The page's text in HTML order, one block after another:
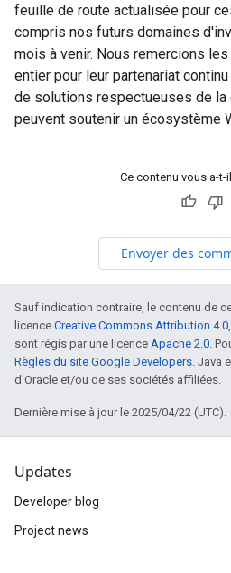
feuille de route actualisée pour
compris nos futurs domaines
mois à venir. Nous remercions
entier pour leur partenariat
de solutions respectueuses de
peuvent soutenir un écosystème
Ce contenu vous a-t-
Envoyer des
Sauf indication contraire, le contenu de
licence Creative Commons Attribution 4.0
sont régis par une licence Apache 2.0 .
Règles du site Google Developers . Java
d'Oracle et/ou de ses sociétés affiliées.
Dernière mise à jour le 2025/04/22 (UTC).
Updates
Developer blog
Project news